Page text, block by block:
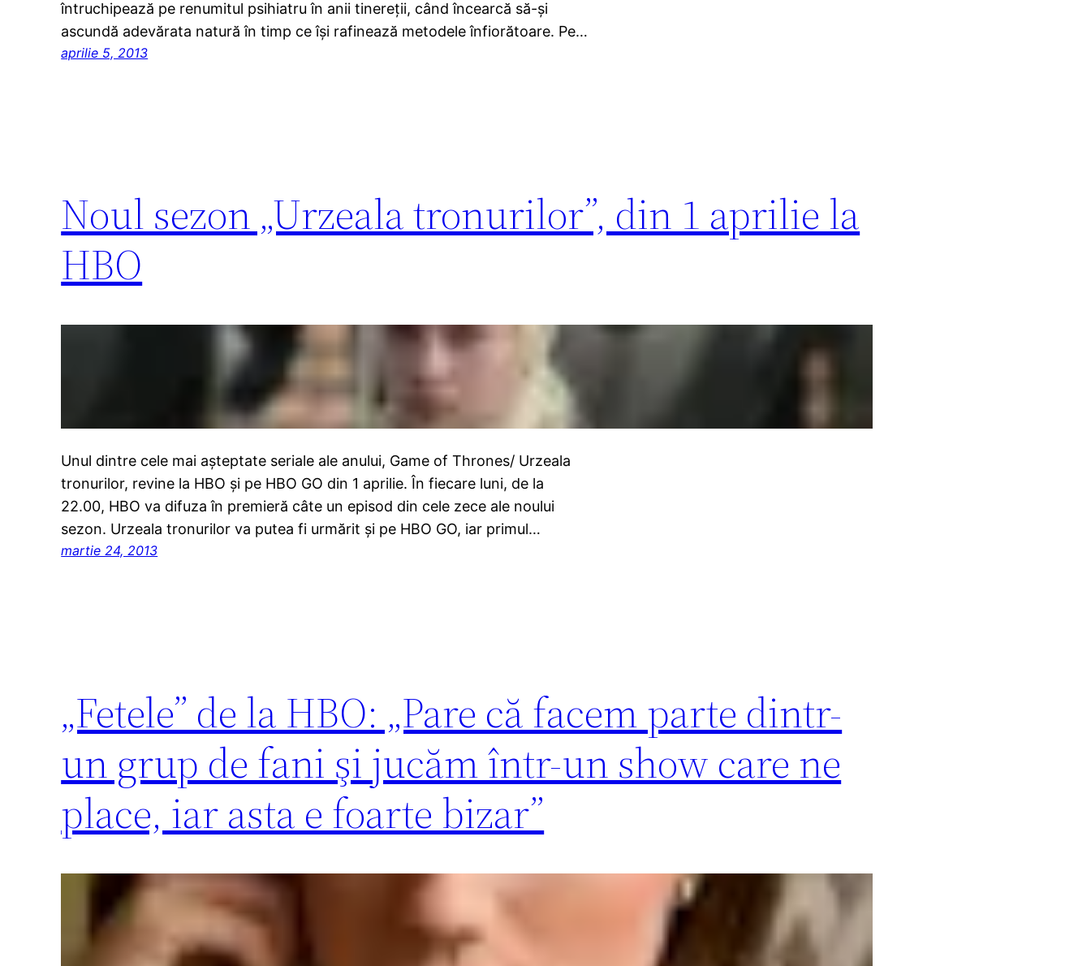
întruchipează pe renumitul psihiatru în anii tinereții, când încearcă să-și
ascundă adevărata natură în timp ce își rafinează metodele înfiorătoare. Pe…
aprilie 5, 2013
Noul sezon „Urzeala tronurilor”, din 1 aprilie la
HBO
Unul dintre cele mai așteptate seriale ale anului, Game of Thrones/ Urzeala
tronurilor, revine la HBO şi pe HBO GO din 1 aprilie. În fiecare luni, de la
22.00, HBO va difuza în premieră câte un episod din cele zece ale noului
sezon. Urzeala tronurilor va putea fi urmărit şi pe HBO GO, iar primul…
martie 24, 2013
„Fetele” de la HBO: „Pare că facem parte dintr-
un grup de fani şi jucăm într-un show care ne
place, iar asta e foarte bizar”